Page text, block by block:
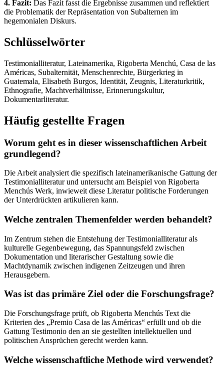
4. Fazit: Das Fazit fasst die Ergebnisse zusammen und reflektiert
die Problematik der Repräsentation von Subalternen im
hegemonialen Diskurs.
Schlüsselwörter
Testimonialliteratur, Lateinamerika, Rigoberta Menchú, Casa de las
Américas, Subalternität, Menschenrechte, Bürgerkrieg in
Guatemala, Elisabeth Burgos, Identität, Zeugnis, Literaturkritik,
Ethnografie, Machtverhältnisse, Erinnerungskultur,
Dokumentarliteratur.
Häufig gestellte Fragen
Worum geht es in dieser wissenschaftlichen Arbeit
grundlegend?
Die Arbeit analysiert die spezifisch lateinamerikanische Gattung der
Testimonialliteratur und untersucht am Beispiel von Rigoberta
Menchús Werk, inwieweit diese Literatur politische Forderungen
der Unterdrückten artikulieren kann.
Welche zentralen Themenfelder werden behandelt?
Im Zentrum stehen die Entstehung der Testimonialliteratur als
kulturelle Gegenbewegung, das Spannungsfeld zwischen
Dokumentation und literarischer Gestaltung sowie die
Machtdynamik zwischen indigenen Zeitzeugen und ihren
Herausgebern.
Was ist das primäre Ziel oder die Forschungsfrage?
Die Forschungsfrage prüft, ob Rigoberta Menchús Text die
Kriterien des „Premio Casa de las Américas“ erfüllt und ob die
Gattung Testimonio den an sie gestellten intellektuellen und
politischen Ansprüchen gerecht werden kann.
Welche wissenschaftliche Methode wird verwendet?